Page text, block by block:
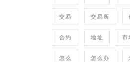
交易 交易所
合约 地址 市
怎么 怎么办